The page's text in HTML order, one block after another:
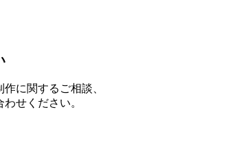
に関するご相談、
せください。